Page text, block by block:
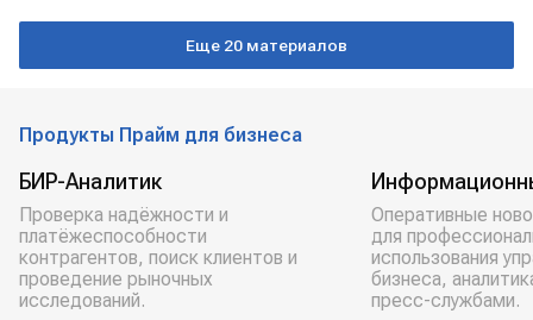
Глобальный энергокризис РОССИЯ уголь
Еще 20 материалов
Продукты Прайм для бизнеса
БИР-Аналитик
Проверка надёжности и
платёжеспособности
контрагентов, поиск клиентов и
проведение рыночных
исследований.
Оперативные
для
использования
бизнеса,
пресс-службами.